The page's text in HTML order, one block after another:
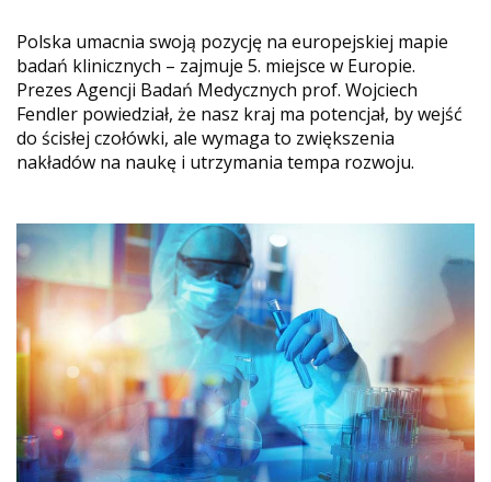
Polska umacnia swoją pozycję na europejskiej mapie
badań klinicznych – zajmuje 5. miejsce w Europie.
Prezes Agencji Badań Medycznych prof. Wojciech
Fendler powiedział, że nasz kraj ma potencjał, by wejść
do ścisłej czołówki, ale wymaga to zwiększenia
nakładów na naukę i utrzymania tempa rozwoju.